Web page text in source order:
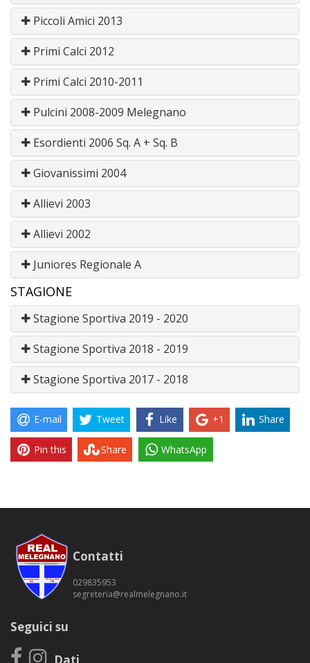
Piccoli Amici 2013
Primi Calci 2012
Primi Calci 2010-2011
Pulcini 2008-2009 Melegnano
Esordienti 2006 Sq. A + Sq. B
Giovanissimi 2004
Allievi 2003
Allievi 2002
Juniores Regionale A
STAGIONE
Stagione Sportiva 2019 - 2020
Stagione Sportiva 2018 - 2019
Stagione Sportiva 2017 - 2018
E-mail Tweet Like +1 Share
Pin this Share WhatsApp
Contatti
029835953
segreteria@realmelegnano.it
Seguici su